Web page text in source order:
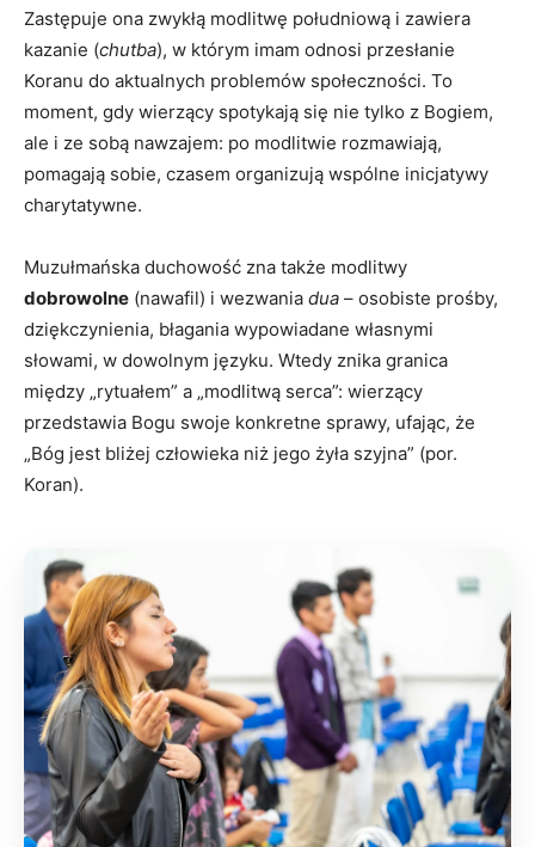
Zastępuje ona zwykłą modlitwę południową i zawiera
kazanie (chutba), w którym imam odnosi przesłanie
Koranu do aktualnych problemów społeczności. To
moment, gdy wierzący spotykają się nie tylko z Bogiem,
ale i ze sobą nawzajem: po modlitwie rozmawiają,
pomagają sobie, czasem organizują wspólne inicjatywy
charytatywne.
Muzułmańska duchowość zna także modlitwy
dobrowolne (nawafil) i wezwania dua – osobiste prośby,
dziękczynienia, błagania wypowiadane własnymi
słowami, w dowolnym języku. Wtedy znika granica
między „rytuałem” a „modlitwą serca”: wierzący
przedstawia Bogu swoje konkretne sprawy, ufając, że
„Bóg jest bliżej człowieka niż jego żyła szyjna” (por.
Koran).